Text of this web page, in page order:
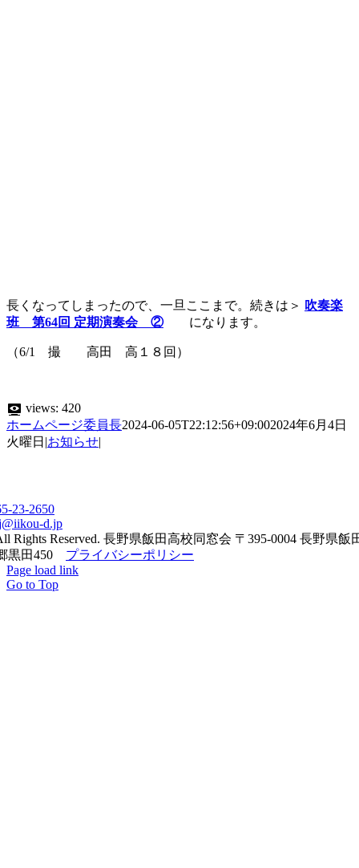
長くなってしまったので、一旦ここまで。続きは＞ 吹奏楽
班 第64回 定期演奏会 ②になります。
（6/1 撮 高田 高１８回）
views: 420
ホームページ委員長2024-06-05T22:12:56+09:002024年6月4日
火曜日 |お知らせ|
23-2650
d.jp
Rights Reserved. 長野県飯田高校同窓会 〒395-0004 長野県飯
黒田450 プライバシーポリシー
Page load link
Go to Top